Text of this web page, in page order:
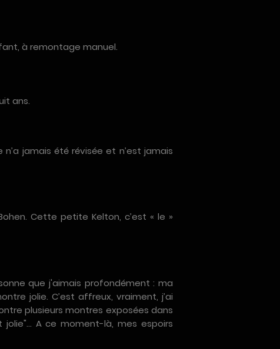
à remontage manuel.
ans.
jamais été révisée et n’est jamais
Cette petite Kelton, c’est « le »
que j'aimais profondément : ma
jolie. C’est affreux, vraiment, j’ai
plusieurs montres exposées dans
A ce moment-là, mes espoirs